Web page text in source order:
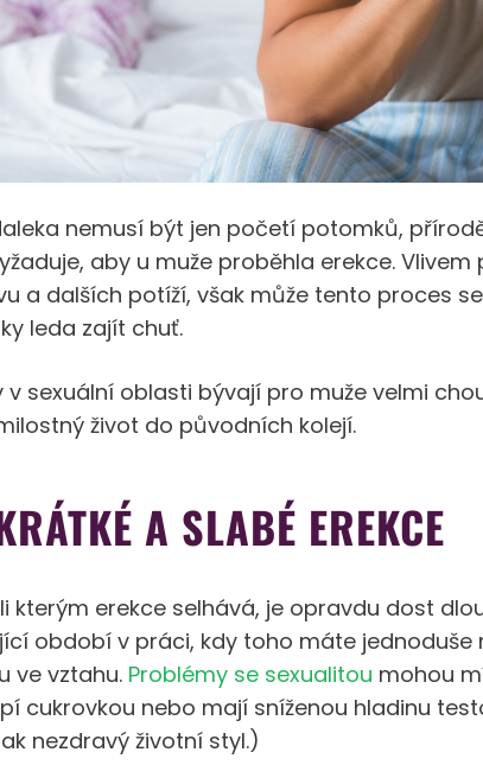
nemusí být jen početí potomků,
aby u muže proběhla erekce. Vlivem
a dalších potíží, však může tento proces
leda zajít chuť.
v sexuální oblasti bývají pro muže velmi
život do původních kolejí.
A SLABÉ EREKCE
kterým erekce selhává, je opravdu dost
období v práci, kdy toho máte jednoduše
ve vztahu. Problémy se sexualitou mohou
cukrovkou nebo mají sníženou hladinu
nezdravý životní styl.)